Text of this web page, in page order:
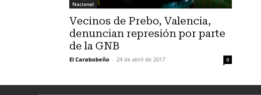
Nacional
Vecinos de Prebo, Valencia,
denuncian represión por parte
de la GNB
El Carabobeño - 24 de abril de 2017 0